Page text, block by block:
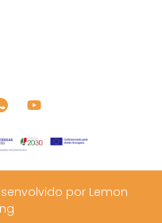
por Lemon